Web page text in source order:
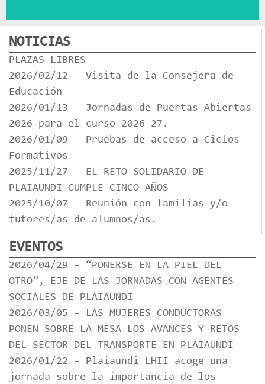
NOTICIAS
PLAZAS LIBRES
2026/02/12 – Visita de la Consejera de
Educación
2026/01/13 – Jornadas de Puertas Abiertas
2026 para el curso 2026-27.
2026/01/09 – Pruebas de acceso a Ciclos
Formativos
2025/11/27 – EL RETO SOLIDARIO DE
PLAIAUNDI CUMPLE CINCO AÑOS
2025/10/07 – Reunión con familias y/o
tutores/as de alumnos/as.
EVENTOS
2026/04/29 – “PONERSE EN LA PIEL DEL
OTRO”, EJE DE LAS JORNADAS CON AGENTES
SOCIALES DE PLAIAUNDI
2026/03/05 – LAS MUJERES CONDUCTORAS
PONEN SOBRE LA MESA LOS AVANCES Y RETOS
DEL SECTOR DEL TRANSPORTE EN PLAIAUNDI
2026/01/22 – Plaiaundi LHII acoge una
jornada sobre la importancia de los